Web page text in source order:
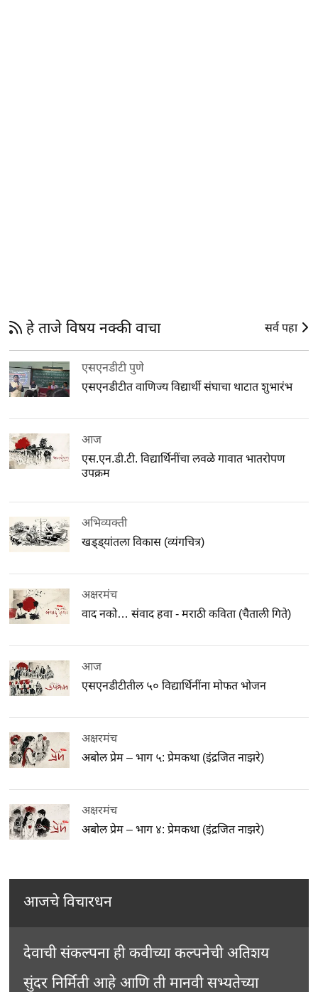
हे ताजे विषय नक्की वाचा सर्व पहा
एसएनडीटी पुणे
एसएनडीटीत वाणिज्य विद्यार्थी संघाचा थाटात शुभारंभ
आज
एस.एन.डी.टी. विद्यार्थिनींचा लवळे गावात भातरोपण
उपक्रम
अभिव्यक्ती
खड्ड्यांतला विकास (व्यंगचित्र)
अक्षरमंच
वाद नको… संवाद हवा - मराठी कविता (चैताली गिते)
आज
एसएनडीटीतील ५० विद्यार्थिनींना मोफत भोजन
अक्षरमंच
अबोल प्रेम – भाग ५: प्रेमकथा (इंद्रजित नाझरे)
अक्षरमंच
अबोल प्रेम – भाग ४: प्रेमकथा (इंद्रजित नाझरे)
आजचे विचारधन
देवाची संकल्पना ही कवीच्या कल्पनेची अतिशय
सुंदर निर्मिती आहे आणि ती मानवी सभ्यतेच्या